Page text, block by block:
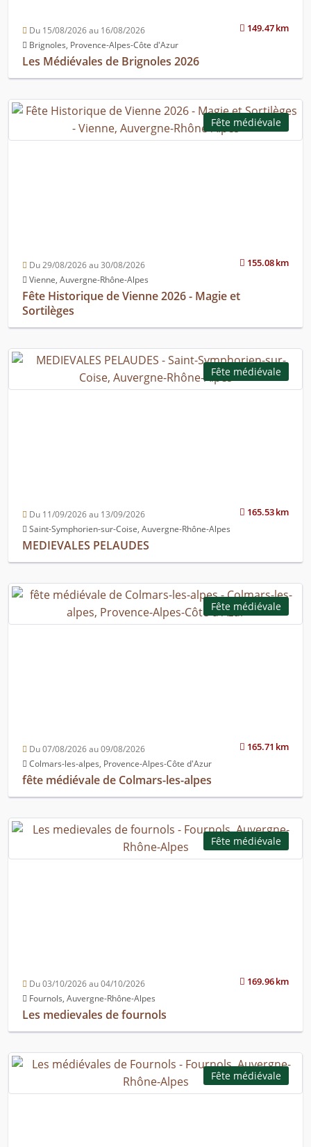
149.47 km
Du 15/08/2026 au 16/08/2026
Brignoles, Provence-Alpes-Côte d'Azur
Les Médiévales de Brignoles 2026
Fête médiévale
155.08 km
Du 29/08/2026 au 30/08/2026
Vienne, Auvergne-Rhône-Alpes
Fête Historique de Vienne 2026 - Magie et
Sortilèges
Fête médiévale
165.53 km
Du 11/09/2026 au 13/09/2026
Saint-Symphorien-sur-Coise, Auvergne-Rhône-Alpes
MEDIEVALES PELAUDES
Fête médiévale
165.71 km
Du 07/08/2026 au 09/08/2026
Colmars-les-alpes, Provence-Alpes-Côte d'Azur
fête médiévale de Colmars-les-alpes
Fête médiévale
169.96 km
Du 03/10/2026 au 04/10/2026
Fournols, Auvergne-Rhône-Alpes
Les medievales de fournols
Fête médiévale